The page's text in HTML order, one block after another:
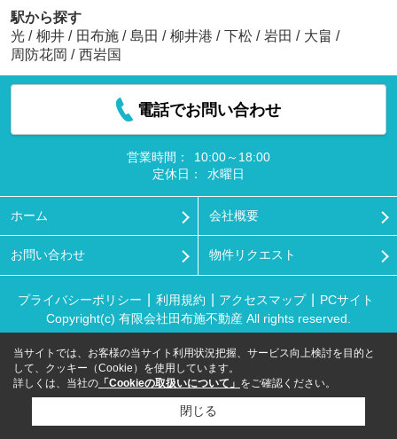
駅から探す
光 / 柳井 / 田布施 / 島田 / 柳井港 / 下松 / 岩田 / 大畠 /
周防花岡 / 西岩国
電話でお問い合わせ
営業時間：
10:00～18:00
定休日：
水曜日
ホーム 会社概要
お問い合わせ 物件リクエスト
プライバシーポリシー 利用規約 アクセスマップ
PCサイト
Copyright(c) 有限会社田布施不動産 All rights reserved.
当サイトでは、お客様の当サイト利用状況把握、サービス向上検討を目的と
して、クッキー（Cookie）を使用しています。
詳しくは、当社の 「Cookieの取扱いについて」 をご確認ください。
閉じる